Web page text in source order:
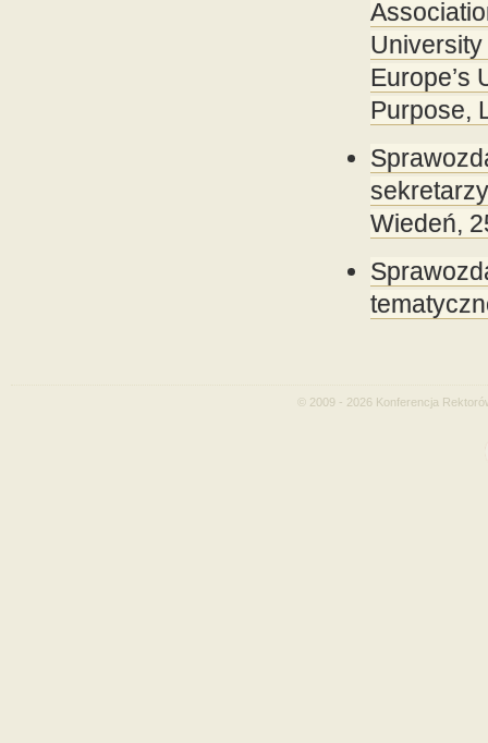
Europe’s
Purpose,
Wiedeń,
© 2009 - 2026 Konferencja